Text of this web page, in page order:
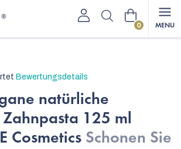
Warenkorb
Bewertungsdetails
natürliche
125 ml
Cosmetics Schonen Sie